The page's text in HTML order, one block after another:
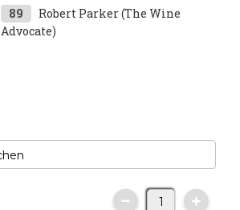
89
Robert Parker (The Wine
Advocate)